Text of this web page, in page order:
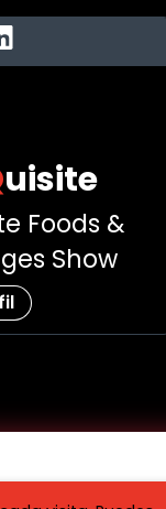
uisite
Foods &
Show